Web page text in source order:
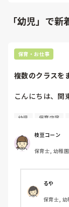
「幼児」で
保育・お仕事
複数のクラスを
こんにちは、関
保育士の保育の
があります。
行くなら何歳か
決めています。
くさんいて話
時間の取り方
ら教えてくださ
幼児 保育内容
枝豆コーン
保育士, 幼稚
るや
保育士,